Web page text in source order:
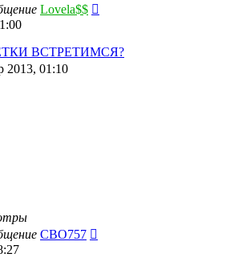
Lovela$$
ВСТРЕТИМСЯ?
2013, 01:10
CBO757